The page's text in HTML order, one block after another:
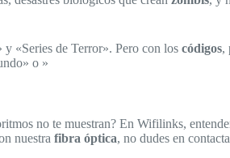
«Series de Terror». Pero con los códigos,
o »
no te muestran? En Wifilinks,
nuestra fibra óptica, no dudes en